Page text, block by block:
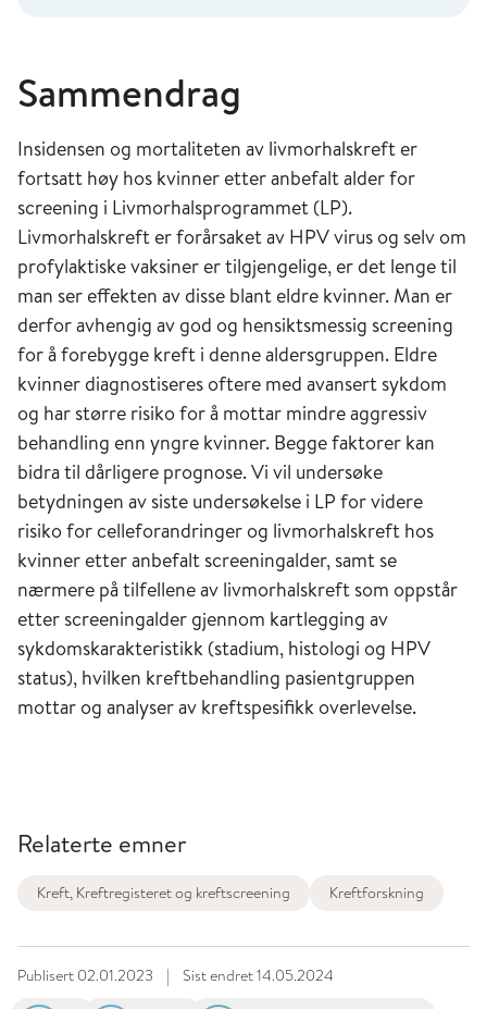
Sammendrag
Insidensen og mortaliteten av livmorhalskreft er
fortsatt høy hos kvinner etter anbefalt alder for
screening i Livmorhalsprogrammet (LP).
Livmorhalskreft er forårsaket av HPV virus og selv om
profylaktiske vaksiner er tilgjengelige, er det lenge til
man ser effekten av disse blant eldre kvinner. Man er
derfor avhengig av god og hensiktsmessig screening
for å forebygge kreft i denne aldersgruppen. Eldre
kvinner diagnostiseres oftere med avansert sykdom
og har større risiko for å mottar mindre aggressiv
behandling enn yngre kvinner. Begge faktorer kan
bidra til dårligere prognose. Vi vil undersøke
betydningen av siste undersøkelse i LP for videre
risiko for celleforandringer og livmorhalskreft hos
kvinner etter anbefalt screeningalder, samt se
nærmere på tilfellene av livmorhalskreft som oppstår
etter screeningalder gjennom kartlegging av
sykdomskarakteristikk (stadium, histologi og HPV
status), hvilken kreftbehandling pasientgruppen
mottar og analyser av kreftspesifikk overlevelse.
Relaterte emner
Kreft, Kreftregisteret og kreftscreening Kreftforskning
Publisert 02.01.2023 | Sist endret14.05.2024